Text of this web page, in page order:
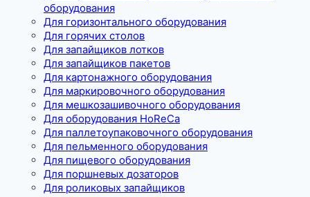
оборудования
Для горизонтального оборудования
Для горячих столов
Для запайщиков лотков
Для запайщиков пакетов
Для картонажного оборудования
Для маркировочного оборудования
Для мешкозашивочного оборудования
Для оборудования HoReCa
Для паллетоупаковочного оборудования
Для пельменного оборудования
Для пищевого оборудования
Для поршневых дозаторов
Для роликовых запайщиков